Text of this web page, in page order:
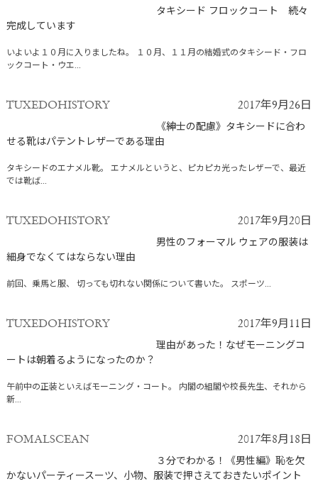
タキシード フロックコート 続々
完成しています
いよいよ１０月に入りましたね。 １０月、１１月の結婚式のタキシード・フロ
ックコート・ウエ...
TUXEDOHISTORY 2017年9月26日
《紳士の配慮》タキシードに合わ
せる靴はパテントレザーである理由
タキシードのエナメル靴。 エナメルというと、ピカピカ光ったレザーで、最近
では靴ば...
TUXEDOHISTORY 2017年9月20日
男性のフォーマル ウェアの服装は
細身でなくてはならない理由
前回、乗馬と服、 切っても切れない関係について書いた。 スポーツ...
TUXEDOHISTORY 2017年9月11日
理由があった！なぜモーニングコ
ートは朝着るようになったのか？
午前中の正装といえばモーニング・コート。 内閣の組閣や校長先生、それから
新...
FOMALSCEAN 2017年8月18日
３分でわかる！《男性編》恥を欠
かないパーティースーツ、小物、服装で押さえておきたいポイント